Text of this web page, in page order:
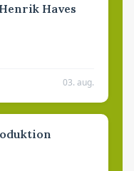
Haves
03. aug.